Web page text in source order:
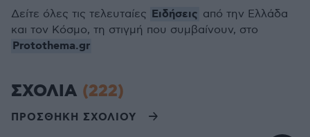
Δείτε όλες τις τελευταίες Ειδήσεις από την Ελλάδα
και τον Κόσμο, τη στιγμή που συμβαίνουν, στο
Protothema.gr
ΣΧΟΛΙΑ (222)
ΠΡΟΣΘΗΚΗ ΣΧΟΛΙΟΥ